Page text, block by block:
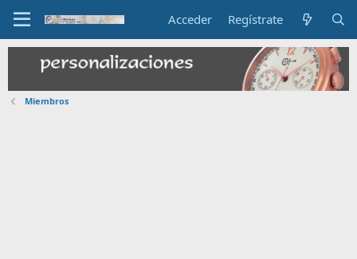
Acceder Regístrate
Miembros